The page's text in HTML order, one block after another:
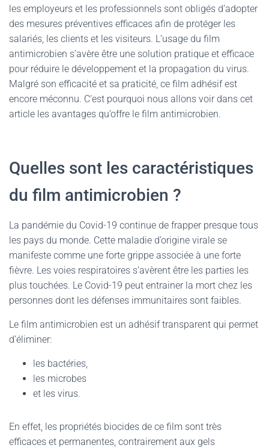
les employeurs et les professionnels sont obligés d’adopter
des mesures préventives efficaces afin de protéger les
salariés, les clients et les visiteurs. L’usage du film
antimicrobien s’avère être une solution pratique et efficace
pour réduire le développement et la propagation du virus.
Malgré son efficacité et sa praticité, ce film adhésif est
encore méconnu. C’est pourquoi nous allons voir dans cet
article les avantages qu’offre le film antimicrobien.
Quelles sont les caractéristiques
du film antimicrobien ?
La pandémie du Covid-19 continue de frapper presque tous
les pays du monde. Cette maladie d’origine virale se
manifeste comme une forte grippe associée à une forte
fièvre. Les voies respiratoires s’avèrent être les parties les
plus touchées. Le Covid-19 peut entrainer la mort chez les
personnes dont les défenses immunitaires sont faibles.
Le film antimicrobien est un adhésif transparent qui permet
d’éliminer:
les bactéries,
les microbes
et les virus.
En effet, les propriétés biocides de ce film sont très
efficaces et permanentes, contrairement aux gels